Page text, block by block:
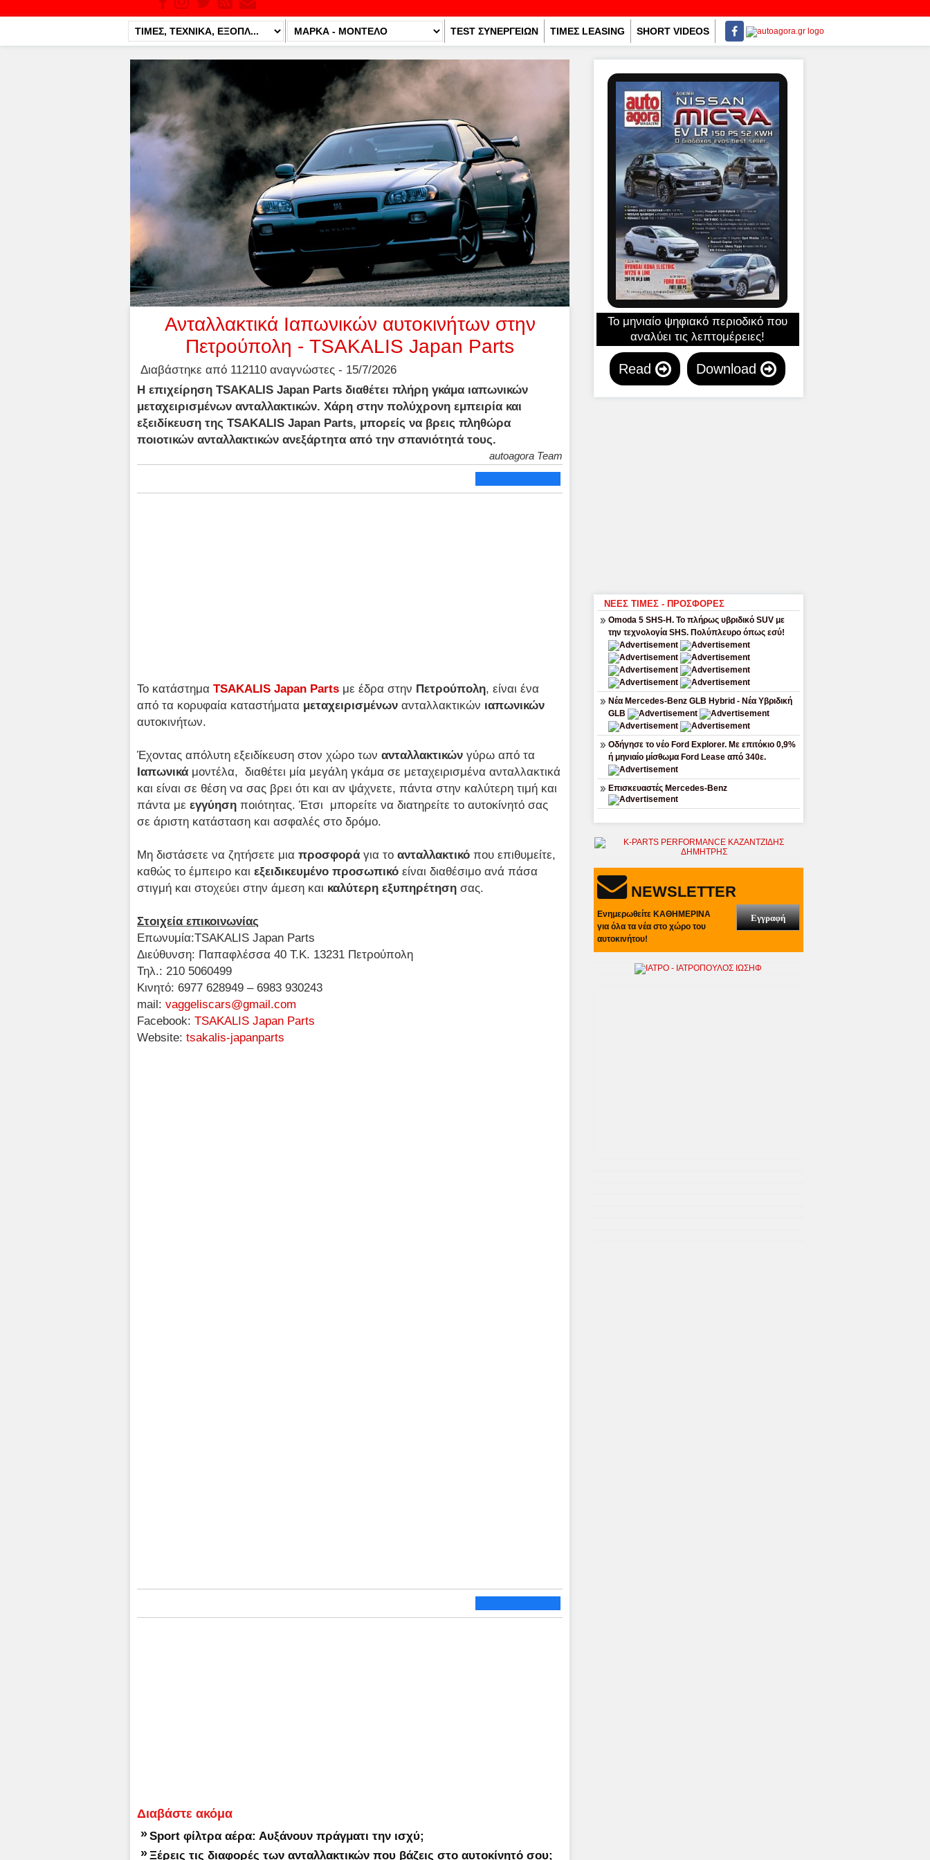
TEST ΣΥΝΕΡΓΕΙΩΝ ΤΙΜΕΣ LEASING SHORT VIDEOS
Ανταλλακτικά Ιαπωνικών αυτοκινήτων στην
Πετρούπολη - TSAKALIS Japan Parts
Διαβάστηκε από 112110 αναγνώστες - 15/7/2026
Η επιχείρηση TSAKALIS Japan Parts διαθέτει πλήρη γκάμα ιαπωνικών
μεταχειρισμένων ανταλλακτικών. Χάρη στην πολύχρονη εμπειρία και
εξειδίκευση της TSAKALIS Japan Parts, μπορείς να βρεις πληθώρα
ποιοτικών ανταλλακτικών ανεξάρτητα από την σπανιότητά τους.
autoagora Team
Το κατάστημα TSAKALIS Japan Parts με έδρα στην Πετρούπολη, είναι ένα
από τα κορυφαία καταστήματα μεταχειρισμένων ανταλλακτικών ιαπωνικών
αυτοκινήτων.
Έχοντας απόλυτη εξειδίκευση στον χώρο των ανταλλακτικών γύρω από τα
Ιαπωνικά μοντέλα, διαθέτει μία μεγάλη γκάμα σε μεταχειρισμένα ανταλλακτικά
και είναι σε θέση να σας βρει ότι και αν ψάχνετε, πάντα στην καλύτερη τιμή και
πάντα με εγγύηση ποιότητας. Έτσι μπορείτε να διατηρείτε το αυτοκίνητό σας
σε άριστη κατάσταση και ασφαλές στο δρόμο.
Μη διστάσετε να ζητήσετε μια προσφορά για το ανταλλακτικό που επιθυμείτε,
καθώς το έμπειρο και εξειδικευμένο προσωπικό είναι διαθέσιμο ανά πάσα
στιγμή και στοχεύει στην άμεση και καλύτερη εξυπηρέτηση σας.
Στοιχεία επικοινωνίας
Επωνυμία:TSAKALIS Japan Parts
Διεύθυνση: Παπαφλέσσα 40 Τ.Κ. 13231 Πετρούπολη
Τηλ.: 210 5060499
Κινητό: 6977 628949 – 6983 930243
mail: vaggeliscars@gmail.com
Facebook: TSAKALIS Japan Parts
Website: tsakalis-japanparts
Διαβάστε ακόμα
» Sport φίλτρα αέρα: Αυξάνουν πράγματι την ισχύ;
» Ξέρεις τις διαφορές των ανταλλακτικών που βάζεις στο αυτοκίνητό σου;
Το μηνιαίο ψηφιακό περιοδικό που
αναλύει τις λεπτομέρειες!
Read Download
ΝΕΕΣ ΤΙΜΕΣ - ΠΡΟΣΦΟΡΕΣ
Omoda 5 SHS-H. Το πλήρως υβριδικό SUV με
την τεχνολογία SHS. Πολύπλευρο όπως εσύ!
Νέα Mercedes-Benz GLB Hybrid - Νέα Υβριδική
GLB
Οδήγησε το νέο Ford Explorer. Με επιτόκιο 0,9%
ή μηνιαίο μίσθωμα Ford Lease από 340ε.
Επισκευαστές Mercedes-Benz
NEWSLETTER
Ενημερωθείτε ΚΑΘΗΜΕΡΙΝΑ
για όλα τα νέα στο χώρο του
αυτοκινήτου!
Εγγραφή